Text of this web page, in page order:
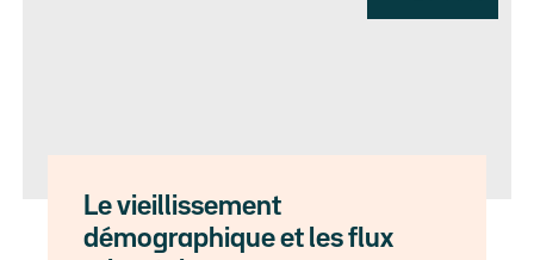
Le vieillissement
démographique et les flux